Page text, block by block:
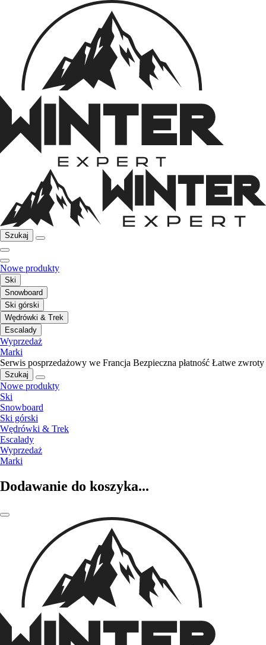
Szukaj
Nowe produkty
Ski
Snowboard
Ski górski
Wędrówki & Trek
Escalady
Wyprzedaż
Marki
Serwis posprzedażowy we Francja Bezpieczna płatność Łatwe zwroty
Szukaj
Nowe produkty
Ski
Snowboard
Ski górski
Wędrówki & Trek
Escalady
Wyprzedaż
Marki
Dodawanie do koszyka...